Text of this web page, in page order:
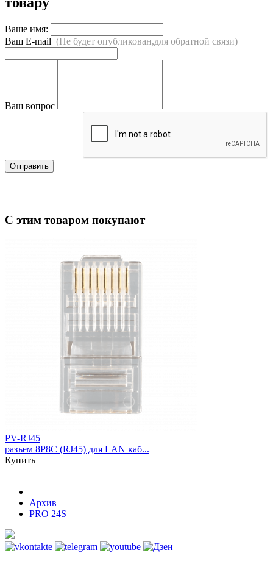
Ваше имя:
Ваш E-mail (Не будет опубликован,для обратной связи)
Ваш вопрос
Отправить
С этим товаром покупают
PV-RJ45
разъем 8P8C (RJ45) для LAN каб...
Купить
Архив
PRO 24S